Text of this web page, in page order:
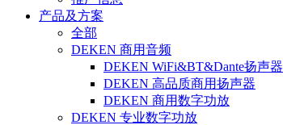
产品及方案
全部
DEKEN 商用音频
DEKEN WiFi&BT&Dante扬声器
DEKEN 高品质商用扬声器
DEKEN 商用数字功放
DEKEN 专业数字功放